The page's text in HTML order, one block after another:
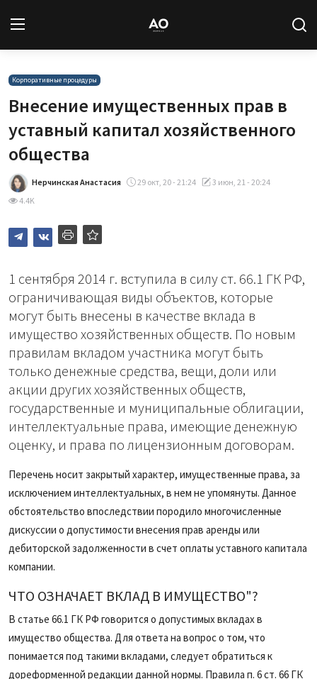
Вход
Статьи
Авторы
Архив
Подписка
Корпоративные процедуры
Внесение имущественных прав в
уставный капитал хозяйственного
общества
Нерчинская Анастасия 29 окт, 20 - 21:24
3 июн, 21 - 20:24
4.4K
1 сентября 2014 г. вступила в силу ст. 66.1 ГК РФ,
ограничивающая виды объектов, которые
могут быть внесены в качестве вклада в
имущество хозяйственных обществ. По новым
правилам вкладом участника могут быть
только денежные средства, вещи, доли или
акции других хозяйственных обществ,
государственные и муниципальные облигации,
интеллектуальные права, имеющие денежную
оценку, и права по лицензионным договорам.
Перечень носит закрытый характер, имущественные права, за
исключением интеллектуальных, в нем не упомянуты. Данное
обстоятельство впоследствии породило многочисленные
дискуссии о допустимости внесения прав аренды или
дебиторской задолженности в счет оплаты уставного капитала
компании.
ЧТО ОЗНАЧАЕТ ВКЛАД В ИМУЩЕСТВО"?
В статье 66.1 ГК РФ говорится о допустимых вкладах в
имущество общества. Для ответа на вопрос о том, что
понимается под такими вкладами, следует обратиться к
дореформенной редакции данной нормы. Правила п. 6 ст. 66 ГК